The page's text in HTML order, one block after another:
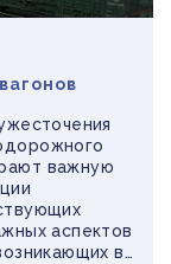
важную
аспектов
в